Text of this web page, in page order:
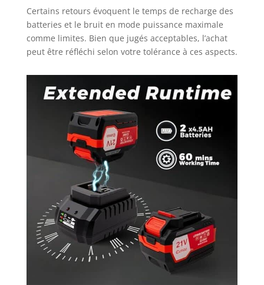
Certains retours évoquent le temps de recharge des
batteries et le bruit en mode puissance maximale
comme limites. Bien que jugés acceptables, l’achat
peut être réfléchi selon votre tolérance à ces aspects.